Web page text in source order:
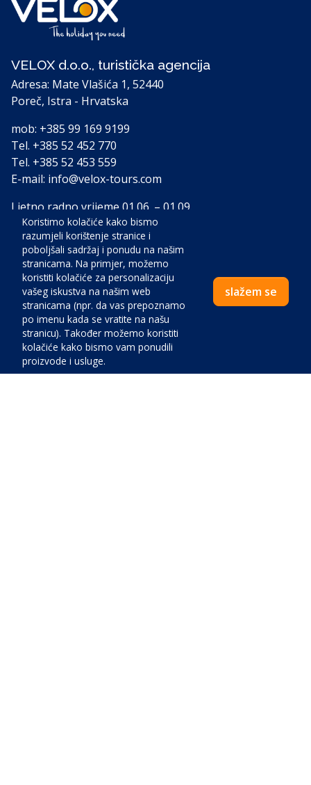
Koristimo kolačiće kako bismo
razumjeli korištenje stranice i
poboljšali sadržaj i ponudu na našim
stranicama. Na primjer, možemo
koristiti kolačiće za personalizaciju
vašeg iskustva na našim web
stranicama (npr. da vas prepoznamo
po imenu kada se vratite na našu
stranicu). Također možemo koristiti
kolačiće kako bismo vam ponudili
proizvode i usluge.
slažem se
VELOX d.o.o., turistička agencija
Adresa: Mate Vlašića 1, 52440
Poreč, Istra - Hrvatska
mob: +385 99 169 9199
Tel. +385 52 452 770
Tel. +385 52 453 559
E-mail: info@velox-tours.com
Ljetno radno vrijeme 01.06. – 01.09.
Pon - Ned 08:00 - 18:00
Zimsko radno vrijeme 01.09. – 01.06.
Pon - Pet 08:00 - 15:00
Smještaj
Posebna ponuda smještaja
Apartmani